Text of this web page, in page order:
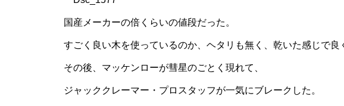
国産メーカーの倍くらいの値段だった。
すごく良い木を使っているのか、ヘタリも無く、乾いた感じで良
その後、マッケンローが彗星のごとく現れて、
ジャッククレーマー・プロスタッフが一気にブレークした。